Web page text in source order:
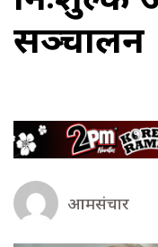
सञ्चालन
आमसंचार